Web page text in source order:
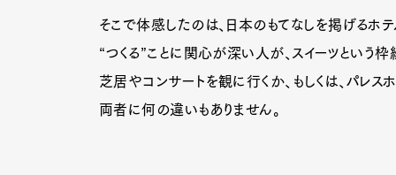
そこで体感したのは、日本のもてなしを掲げるホ
“つくる”ことに関心が深い人が、スイーツという
芝居やコンサートを観に行くか、もしくは、パレ
両者に何の違いもありません。